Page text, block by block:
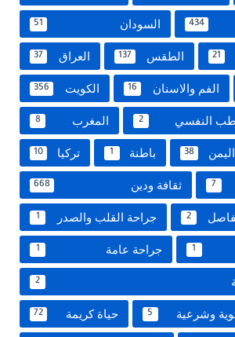
434 السودان 51
21 الطقس 137 العراق 37
الفم والاسنان 16 الكويت 356
النفسي 2 المغرب 8
اليمن 38 باطنة 1 تركيا 10
7 ثقافة ودين 668
2 جراحة القلب والصدر 1
1 جراحة عامة 1
2
وشرعية 5 حياة كريمة 72